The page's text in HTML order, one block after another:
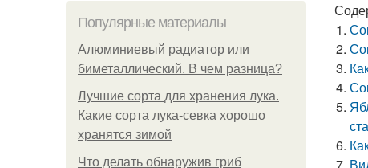
Популярные материалы
Алюминиевый радиатор или
биметаллический. В чем разница?
Лучшие сорта для хранения лука.
Какие сорта лука-севка хорошо
хранятся зимой
Что делать обнаружив гриб